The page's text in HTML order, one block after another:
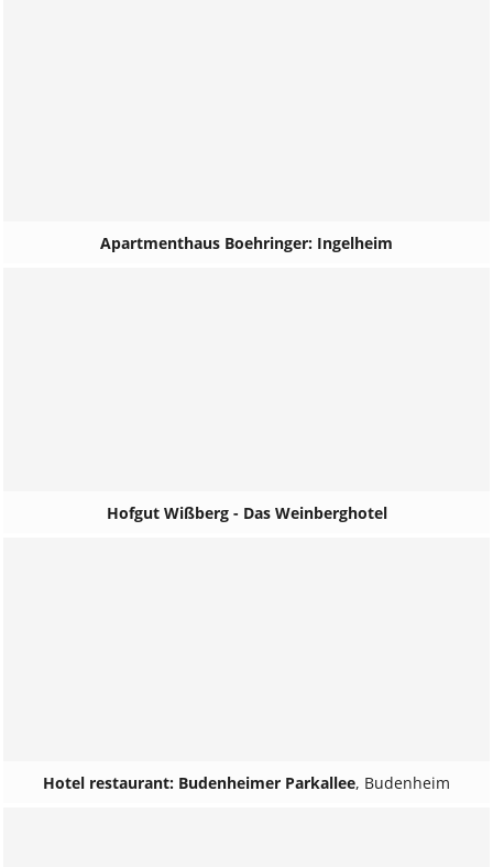
Apartmenthaus Boehringer: Ingelheim
Hofgut Wißberg - Das Weinberghotel
Hotel restaurant: Budenheimer Parkallee, Budenheim